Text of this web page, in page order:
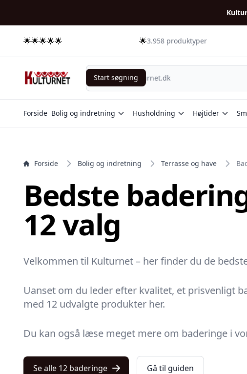
🌟🌟🌟🌟🌟 🌟3.958 produktyper
Start søgning
Start søgning
Forside Bolig og indretning Husholdning Højtider
Forside Bolig og indretning Terrasse og have
Bedste
12 valg
Velkommen til Kulturnet – her finder du de
Uanset om du leder efter kvalitet, et prisvenligt
med 12 udvalgte produkter her.
Du kan også læse meget mere om baderinge i
Se alle 12 baderinge Gå til guiden